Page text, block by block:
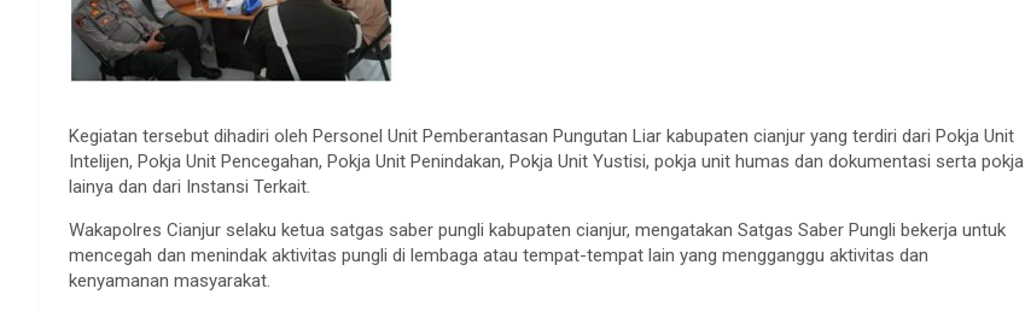
Kegiatan tersebut dihadiri oleh Personel Unit Pemberantasan Pungutan Liar kabupaten cianjur yang terdiri dari Pokja Unit
Intelijen, Pokja Unit Pencegahan, Pokja Unit Penindakan, Pokja Unit Yustisi, pokja unit humas dan dokumentasi serta pokja
lainya dan dari Instansi Terkait.
Wakapolres Cianjur selaku ketua satgas saber pungli kabupaten cianjur, mengatakan Satgas Saber Pungli bekerja untuk
mencegah dan menindak aktivitas pungli di lembaga atau tempat-tempat lain yang mengganggu aktivitas dan
kenyamanan masyarakat.